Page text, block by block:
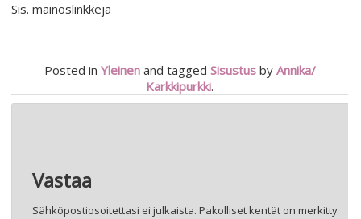
Sis. mainoslinkkejä
Posted in Yleinenand tagged Sisustusby Annika/
Karkkipurkki.
Vastaa
Sähköpostiosoitettasi ei julkaista. Pakolliset kentät on merkitty